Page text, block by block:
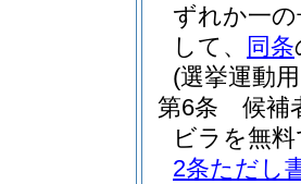
ずれか一
して、
同条
(選挙運動
第6条
候補
ビラを無
2条ただし